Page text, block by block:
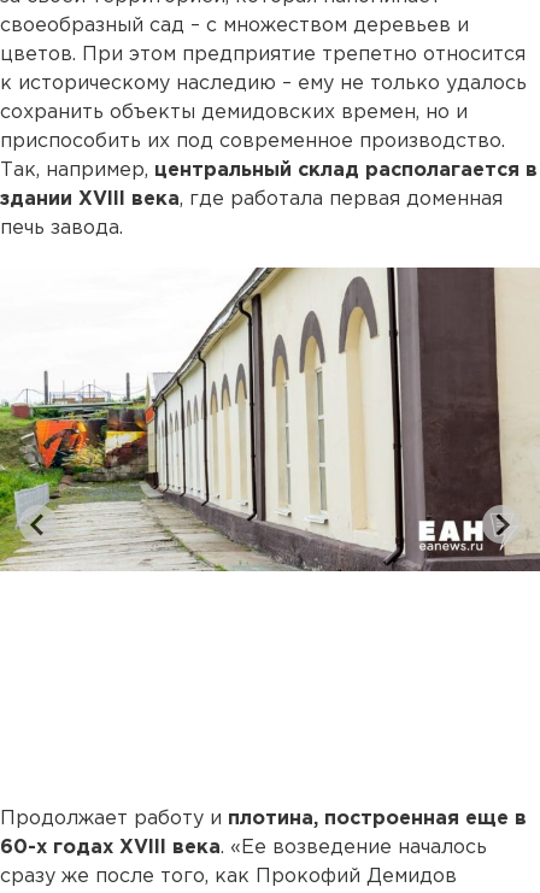
своеобразный сад – с множеством деревьев и
цветов. При этом предприятие трепетно относится
к историческому наследию – ему не только удалось
сохранить объекты демидовских времен, но и
приспособить их под современное производство.
Так, например, центральный склад располагается в
здании XVIII века, где работала первая доменная
печь завода.
Продолжает работу и плотина, построенная еще в
60-х годах XVIII века. «Ее возведение началось
сразу же после того, как Прокофий Демидов